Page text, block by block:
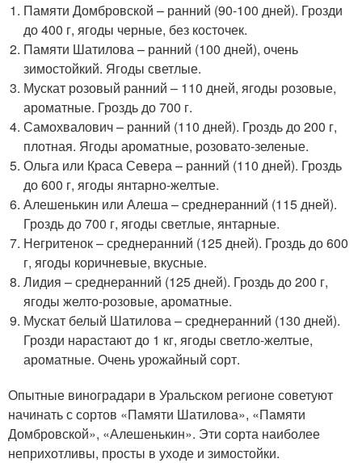
Памяти Домбровской – ранний (90-100 дней). Грозди
до 400 г, ягоды черные, без косточек.
Памяти Шатилова – ранний (100 дней), очень
зимостойкий. Ягоды светлые.
Мускат розовый ранний – 110 дней, ягоды розовые,
ароматные. Гроздь до 700 г.
Самохвалович – ранний (110 дней). Гроздь до 200 г,
плотная. Ягоды ароматные, розовато-зеленые.
Ольга или Краса Севера – ранний (110 дней). Гроздь
до 600 г, ягоды янтарно-желтые.
Алешенькин или Алеша – среднеранний (115 дней).
Гроздь до 700 г, ягоды светлые, янтарные.
Негритенок – среднеранний (125 дней). Гроздь до 600
г, ягоды коричневые, вкусные.
Лидия – среднеранний (125 дней). Гроздь до 200 г,
ягоды желто-розовые, ароматные.
Мускат белый Шатилова – среднеранний (130 дней).
Грозди нарастают до 1 кг, ягоды светло-желтые,
ароматные. Очень урожайный сорт.
Опытные виноградари в Уральском регионе советуют
начинать с сортов «Памяти Шатилова», «Памяти
Домбровской», «Алешенькин». Эти сорта наиболее
неприхотливы, просты в уходе и зимостойки.